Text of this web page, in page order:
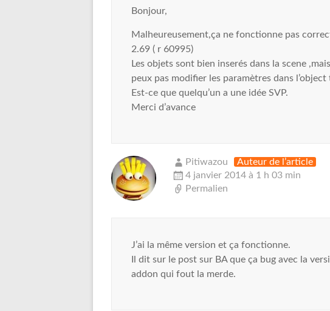
Bonjour,
Malheureusement,ça ne fonctionne pas
2.69 ( r 60995)
Les objets sont bien inserés dans la scene
peux pas modifier les paramètres dans l’object
Est-ce que quelqu’un a une idée SVP.
Merci d’avance
Pitiwazou
Auteur de l’article
4 janvier 2014 à 1 h 03 min
Permalien
J’ai la même version et ça fonctionne.
Il dit sur le post sur BA que ça bug avec la
addon qui fout la merde.